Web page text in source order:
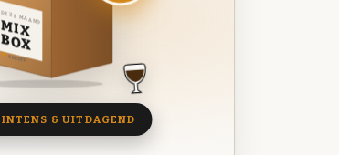
DEZE MAAND
MIX
BOX
8 BIEREN
INTENS & UITDAGEND